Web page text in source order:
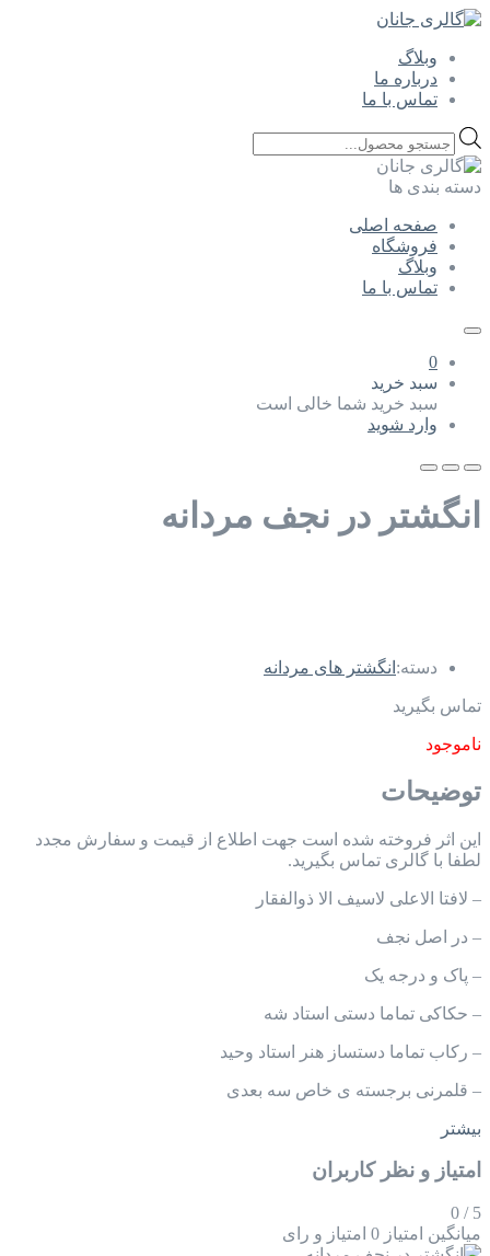
وبلاگ
درباره ما
تماس با ما
Products
search
دسته بندی ها
صفحه اصلی
فروشگاه
وبلاگ
تماس با ما
0
سبد خرید
سبد خرید شما خالی است
وارد شوید
انگشتر در نجف مردانه
دسته: انگشتر های مردانه
تماس بگیرید
ناموجود
توضیحات
این اثر فروخته شده است جهت اطلاع از قیمت و سفارش مجدد
لطفا با گالری تماس بگیرید.
– لافتا الاعلی لاسیف الا ذوالفقار
– در اصل نجف
– پاک و درجه یک
– حکاکی تماما دستی استاد شه
– رکاب تماما دستساز هنر استاد وحید
– قلمرنی برجسته ی خاص سه بعدی
بیشتر
امتیاز و نظر کاربران
5
/
0
میانگین امتیاز 0 امتیاز و رای